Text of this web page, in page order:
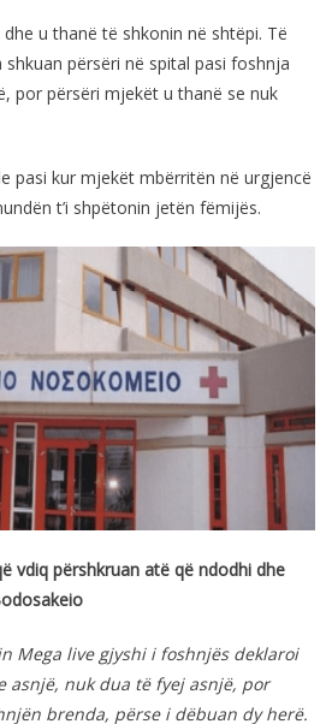
u thanë të shkonin në shtëpi. Të
përsëri në spital pasi foshnja
por përsëri mjekët u thanë se nuk
pasi kur mjekët mbërritën në urgjencë
t’i shpëtonin jetën fëmijës.
vdiq përshkruan atë që ndodhi dhe
Mega live gjyshi i foshnjës deklaroi
asnjë, nuk dua të fyej asnjë, por
brenda, përse i dëbuan dy herë.